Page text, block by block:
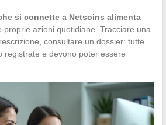
si connette a Netsoins alimenta
proprie azioni quotidiane. Tracciare una
consultare un dossier: tutte
registrate e devono poter essere